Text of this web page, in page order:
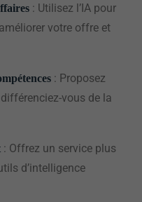
: Utilisez l’IA pour
votre offre et
: Proposez
vous de la
: Offrez un service plus
d’intelligence